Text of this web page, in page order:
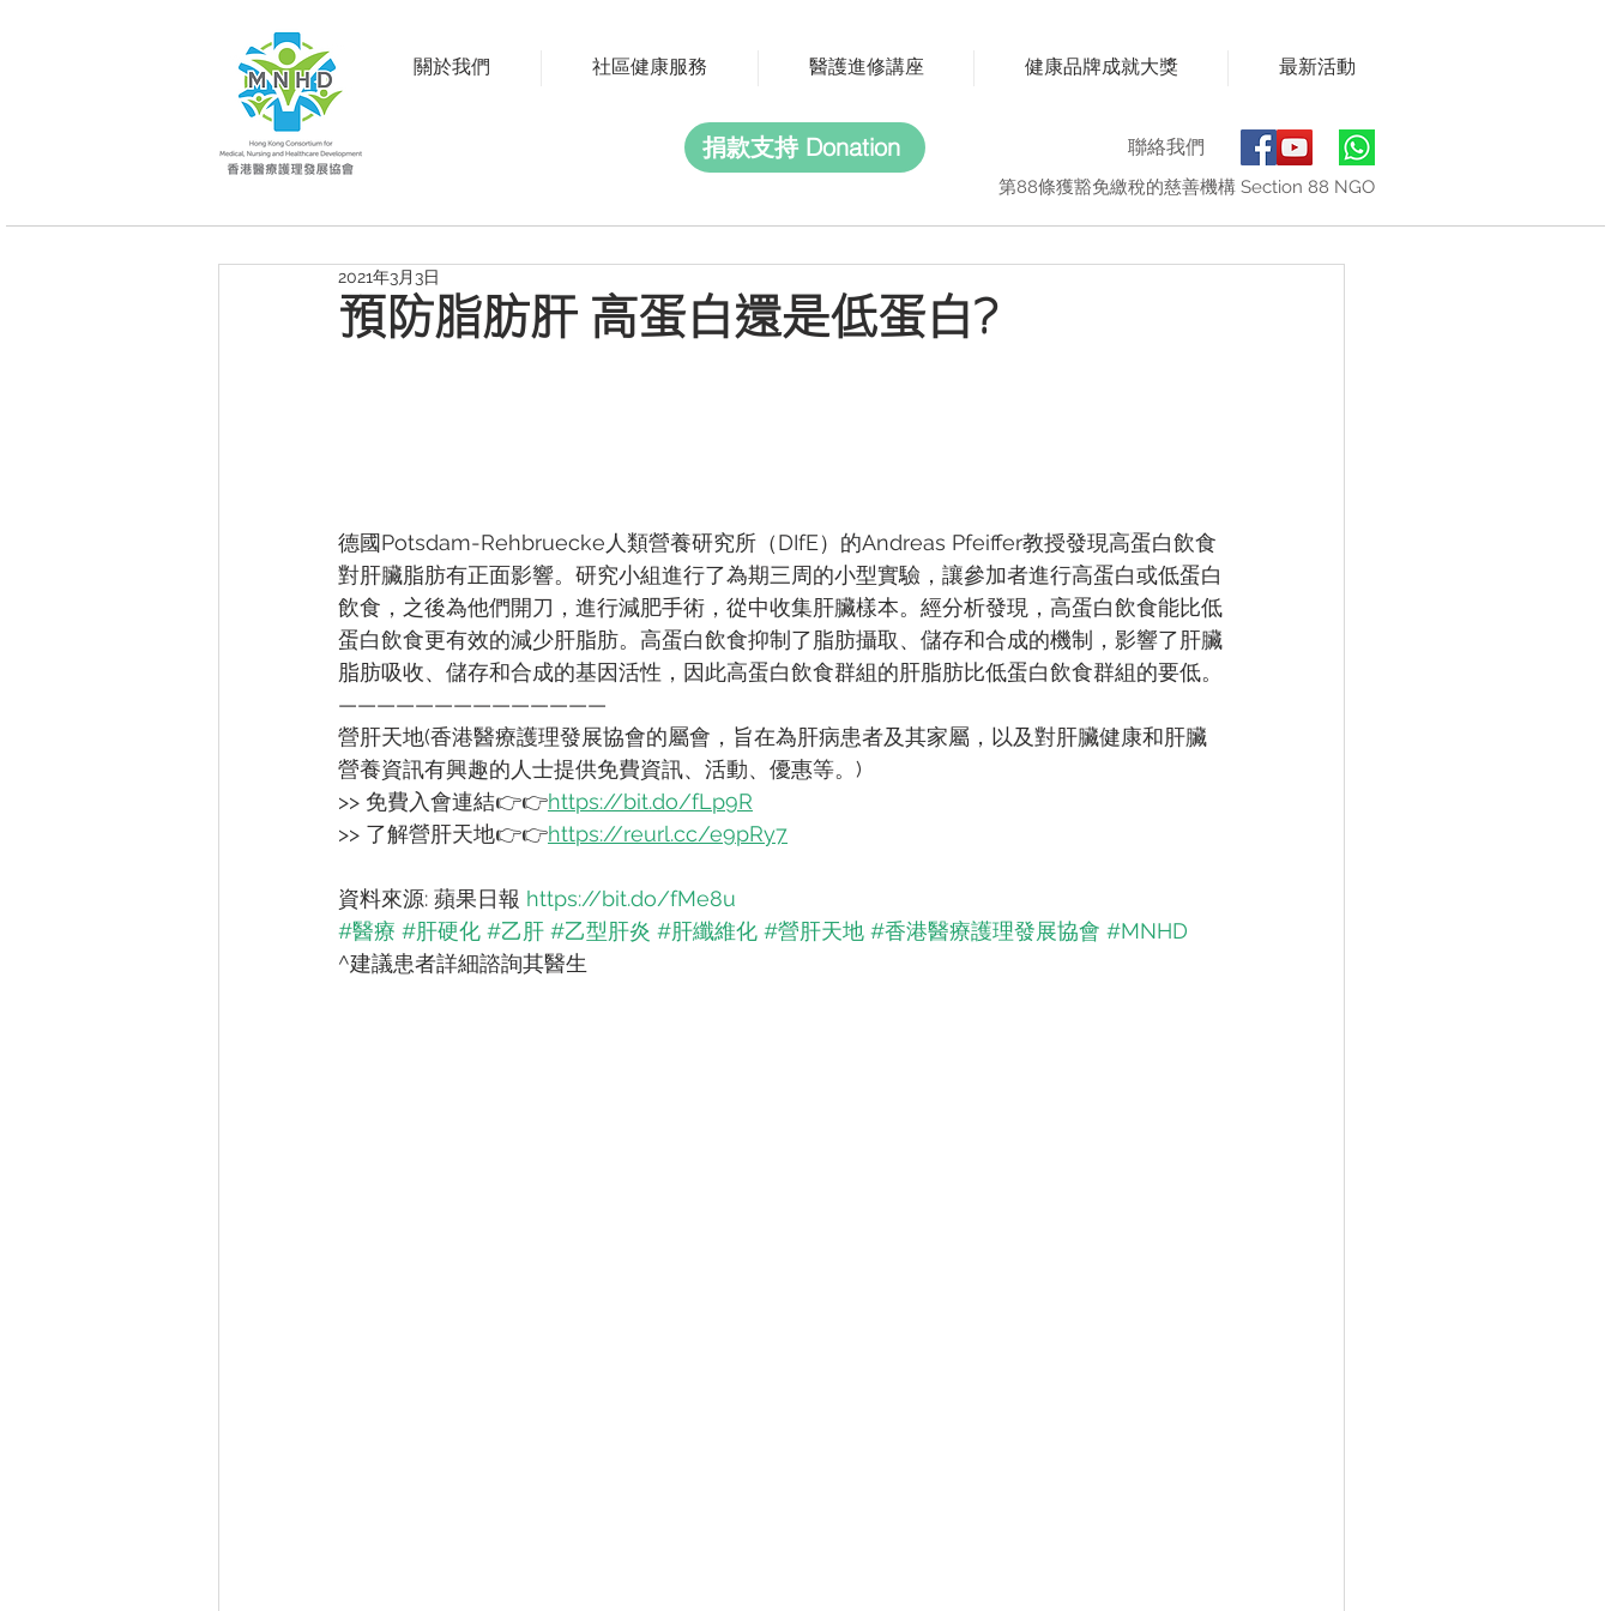
關於我們 社區健康服務 醫護進修講座 健康品牌成就大獎 最新活動
捐款支持 Donation 聯絡我們
第88條獲豁免繳稅的慈善機構 Section 88 NGO
預防脂肪肝 高蛋白還是低蛋白?
2021年3月3日
德國Potsdam-Rehbruecke人類營養研究所（DIfE）的Andreas Pfeiffer教授發現高蛋白飲食
對肝臟脂肪有正面影響。研究小組進行了為期三周的小型實驗，讓參加者進行高蛋白或低蛋白
飲食，之後為他們開刀，進行減肥手術，從中收集肝臟樣本。經分析發現，高蛋白飲食能比低
蛋白飲食更有效的減少肝脂肪。高蛋白飲食抑制了脂肪攝取、儲存和合成的機制，影響了肝臟
脂肪吸收、儲存和合成的基因活性，因此高蛋白飲食群組的肝脂肪比低蛋白飲食群組的要低。
——————————————
營肝天地(香港醫療護理發展協會的屬會，旨在為肝病患者及其家屬，以及對肝臟健康和肝臟
營養資訊有興趣的人士提供免費資訊、活動、優惠等。)
>> 免費入會連結👉👉https://bit.do/fLp9R
>> 了解營肝天地👉👉https://reurl.cc/e9pRy7
資料來源: 蘋果日報 https://bit.do/fMe8u
#醫療 #肝硬化 #乙肝 #乙型肝炎 #肝纖維化 #營肝天地 #香港醫療護理發展協會 #MNHD
^建議患者詳細諮詢其醫生